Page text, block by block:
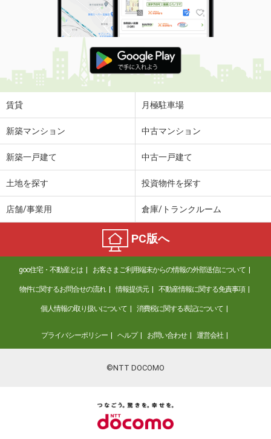
賃貸 月極駐車場
新築マンション 中古マンション
新築一戸建て 中古一戸建て
土地を探す 投資物件を探す
店舗/事業用 倉庫/トランクルーム
PC版へ
goo住宅・不動産とは お客さまご利用端末からの情報の外部送信について
物件に関するお問合せの流れ 情報提供元 不動産情報に関する免責事項
個人情報の取り扱いについて 消費税に関する表記について
プライバシーポリシー ヘルプ お問い合わせ 運営会社
©NTT DOCOMO